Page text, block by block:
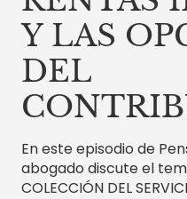
Y LAS
DEL
En este episodio de
abogado discute el
COLECCIÓN DEL